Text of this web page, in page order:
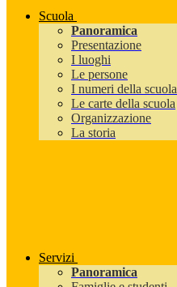
Scuola
Panoramica
Presentazione
I luoghi
Le persone
I numeri della scuola
Le carte della scuola
Organizzazione
La storia
Servizi
Panoramica